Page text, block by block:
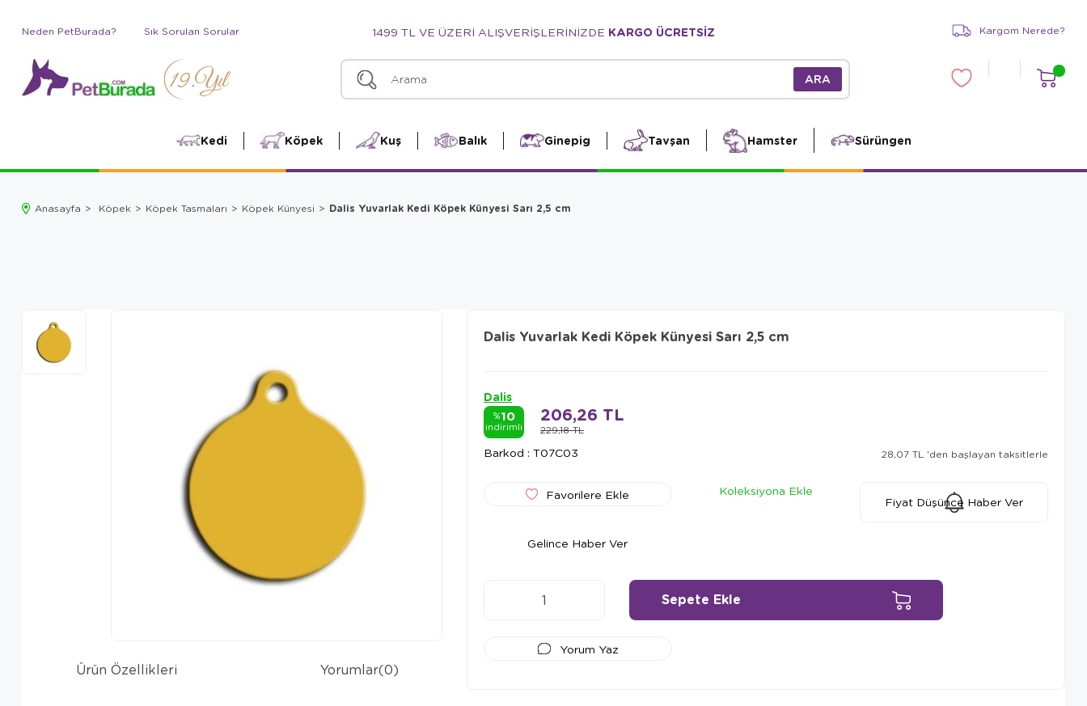
Neden PetBurada? Sık Sorulan Sorular 1499 TL VE ÜZERİ ALIŞVERİŞLERİNİZDE KARGO ÜCRETSİZ Kargom Nerede?
Kedi Köpek Kuş Balık Ginepig Tavşan Hamster Sürüngen
Anasayfa Köpek Köpek Tasmaları Köpek Künyesi Dalis Yuvarlak Kedi Köpek Künyesi Sarı 2,5 cm
Dalis Yuvarlak Kedi Köpek Künyesi Sarı 2,5 cm
Dalis
%10
indirimli 229,18 TL
206,26 TL
Barkod : T07C03 28,07 TL 'den başlayan taksitlerle
Favorilere Ekle
Koleksiyona Ekle
Fiyat Düşünce Haber Ver
Gelince Haber Ver
Yorum Yaz
Ürün Özellikleri Yorumlar(0)